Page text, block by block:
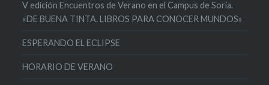
V edición Encuentros de Verano en el Campus de Soria.
«DE BUENA TINTA. LIBROS PARA CONOCER MUNDOS»
ESPERANDO EL ECLIPSE
HORARIO DE VERANO